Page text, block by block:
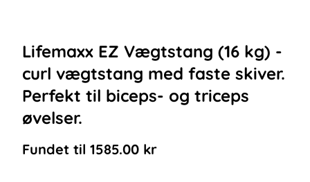
Lifemaxx EZ Vægtstang (16 kg) -
curl vægtstang med faste skiver.
Perfekt til biceps- og triceps
øvelser.
Fundet til 1585.00 kr